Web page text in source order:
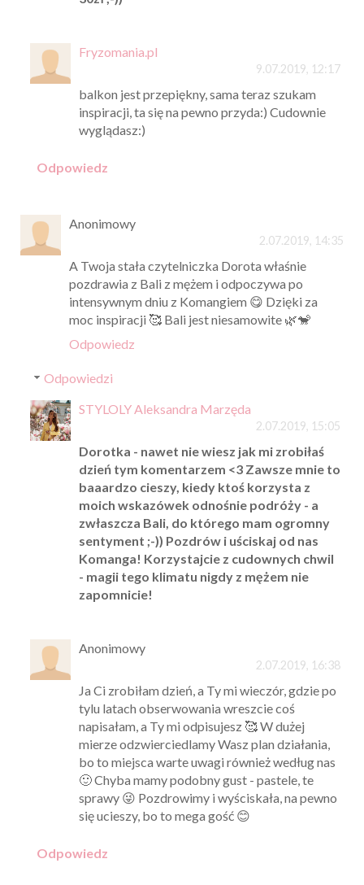
Fryzomania.pl
9.07.2019, 12:17
balkon jest przepiękny, sama teraz szukam
inspiracji, ta się na pewno przyda:) Cudownie
wyglądasz:)
Odpowiedz
Anonimowy
2.07.2019, 14:35
A Twoja stała czytelniczka Dorota właśnie
pozdrawia z Bali z mężem i odpoczywa po
intensywnym dniu z Komangiem 😋 Dzięki za
moc inspiracji 🥰 Bali jest niesamowite 🌿🐒
Odpowiedz
Odpowiedzi
STYLOLY Aleksandra Marzęda
2.07.2019, 15:05
Dorotka - nawet nie wiesz jak mi zrobiłaś
dzień tym komentarzem <3 Zawsze mnie to
baaardzo cieszy, kiedy ktoś korzysta z
moich wskazówek odnośnie podróży - a
zwłaszcza Bali, do którego mam ogromny
sentyment ;-)) Pozdrów i uściskaj od nas
Komanga! Korzystajcie z cudownych chwil
- magii tego klimatu nigdy z mężem nie
zapomnicie!
Anonimowy
2.07.2019, 16:38
Ja Ci zrobiłam dzień, a Ty mi wieczór, gdzie po
tylu latach obserwowania wreszcie coś
napisałam, a Ty mi odpisujesz 🥰 W dużej
mierze odzwierciedlamy Wasz plan działania,
bo to miejsca warte uwagi również według nas
🙂 Chyba mamy podobny gust - pastele, te
sprawy 😜 Pozdrowimy i wyściskała, na pewno
się ucieszy, bo to mega gość 😊
Odpowiedz